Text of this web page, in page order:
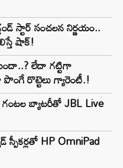
స్టార్ సంచలన నిర్ణయం..
షాక్!
లేదా గట్టిగా
రొట్టెలు గ్యారెంటీ.!
గంటల బ్యాటరీతో JBL Live
స్పీకర్లతో HP OmniPad